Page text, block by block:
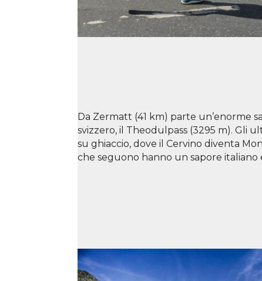
Da Zermatt (41 km) parte un’enorme
svizzero, il Theodulpass (3295 m). Gli
su ghiaccio, dove il Cervino diventa
che seguono hanno un sapore